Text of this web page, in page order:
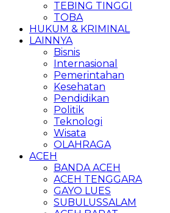
TEBING TINGGI
TOBA
HUKUM & KRIMINAL
LAINNYA
Bisnis
Internasional
Pemerintahan
Kesehatan
Pendidikan
Politik
Teknologi
Wisata
OLAHRAGA
ACEH
BANDA ACEH
ACEH TENGGARA
GAYO LUES
SUBULUSSALAM